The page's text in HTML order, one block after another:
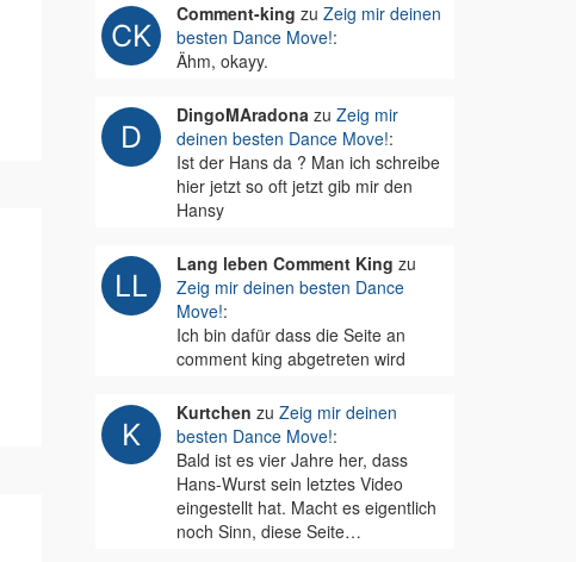
Comment-king zu Zeig mir deinen
besten Dance Move!:
Ähm, okayy.
DingoMAradonazu Zeig mir
deinen besten Dance Move!:
Ist der Hans da ? Man ich schreibe
hier jetzt so oft jetzt gib mir den
Hansy
Lang leben Comment King zu
Zeig mir deinen besten Dance
Move!:
Ich bin dafür dass die Seite an
comment king abgetreten wird
Kurtchen zu Zeig mir deinen
besten Dance Move!:
Bald ist es vier Jahre her, dass
Hans-Wurst sein letztes Video
eingestellt hat. Macht es eigentlich
noch Sinn, diese Seite…